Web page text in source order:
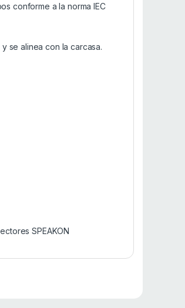
conforme a la norma IEC
se alinea con la carcasa.
SPEAKON